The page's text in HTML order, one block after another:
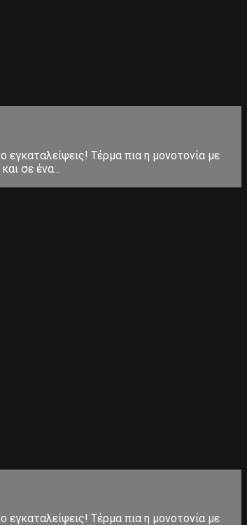
εγκαταλείψεις! Τέρμα πια η μονοτονία με
σε ένα...
εγκαταλείψεις! Τέρμα πια η μονοτονία με